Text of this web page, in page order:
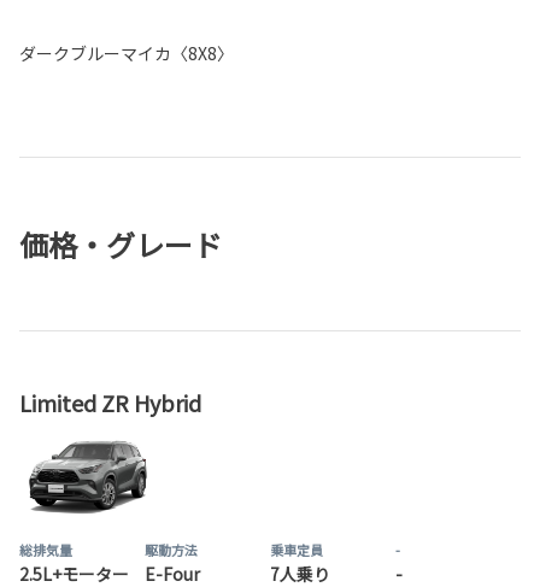
ダークブルーマイカ〈8X8〉
価格・グレード
Limited ZR Hybrid
総排気量
2.5L+モーター
駆動方法
E-Four
乗車定員
7人乗り
-
-